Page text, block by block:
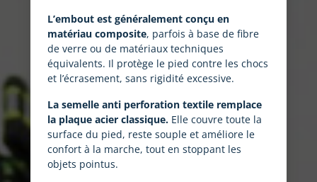
L’embout est généralement conçu en
matériau composite, parfois à base de fibre
de verre ou de matériaux techniques
équivalents. Il protège le pied contre les chocs
et l’écrasement, sans rigidité excessive.
La semelle anti perforation textile remplace
la plaque acier classique.Elle couvre toute la
surface du pied, reste souple et améliore le
confort à la marche, tout en stoppant les
objets pointus.